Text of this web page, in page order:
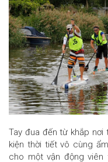
Tay đua đến từ khắp
kiện thời tiết vô cùng
cho một vận động viên